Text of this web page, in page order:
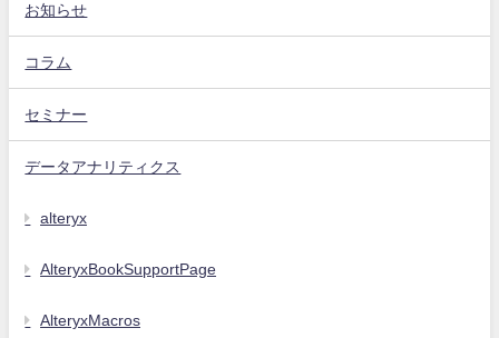
お知らせ
コラム
セミナー
データアナリティクス
alteryx
AlteryxBookSupportPage
AlteryxMacros